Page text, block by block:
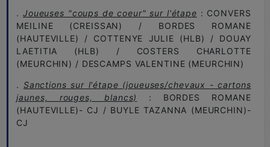
. Joueuses "coups de coeur" sur l'étape : CONVERS
MEILINE (CREISSAN) / BORDES ROMANE
(HAUTEVILLE) / COTTENYE JULIE (HLB) / DOUAY
LAETITIA (HLB) / COSTERS CHARLOTTE
(MEURCHIN) / DESCAMPS VALENTINE (MEURCHIN)
. Sanctions sur l'étape (joueuses/chevaux - cartons
jaunes, rouges, blancs)
: BORDES ROMANE
(HAUTEVILLE)- CJ / BUYLE TAZANNA (MEURCHIN)-
CJ